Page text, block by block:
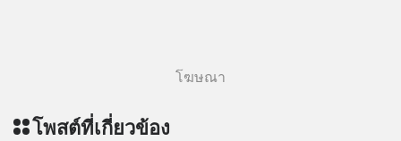
โฆษณา
โพสต์ที่เกี่ยวข้อง